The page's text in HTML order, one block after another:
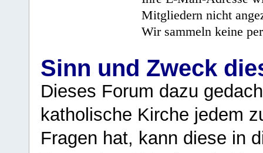
Mitgliedern nicht
Wir sammeln keine
Sinn und Zweck
Dieses Forum dazu
katholische Kirche jedem
Fragen hat, kann diese in